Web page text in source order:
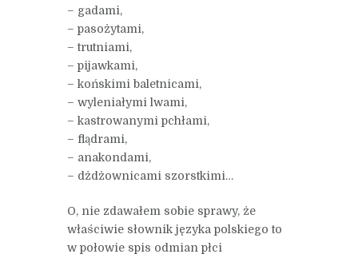
– gadami,
– pasożytami,
– trutniami,
– pijawkami,
– końskimi baletnicami,
– wyleniałymi lwami,
– kastrowanymi pchłami,
– flądrami,
– anakondami,
– dżdżownicami szorstkimi…
O, nie zdawałem sobie sprawy, że
właściwie słownik języka polskiego to
w połowie spis odmian płci